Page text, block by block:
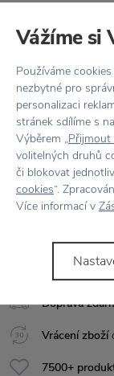
Doprava
Vrácení zboží
7500+
Vlastnosti
Kód produktu
Barva
Materiál
Rozměr
Vážíme si
Používáme
nezbytné pro
personalizaci
stránek sdílíme s
Výběrem „Přijmout
volitelných druhů
či blokovat
cookies“.
Více informací v